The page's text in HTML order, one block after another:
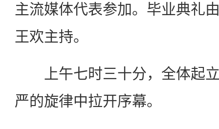
主流媒体代表参加。毕业典礼
王欢主持。
上午七时三十分，全体起立
严的旋律中拉开序幕。